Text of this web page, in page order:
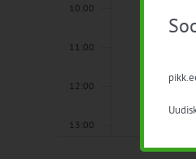
10:00
11:00
12:00
13:00